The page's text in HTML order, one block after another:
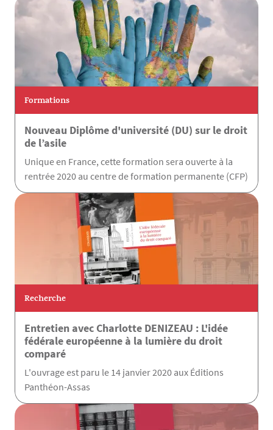
Formations
Nouveau Diplôme d'université (DU) sur le droit
de l’asile
Unique en France, cette formation sera ouverte à la
rentrée 2020 au centre de formation permanente (CFP)
Recherche
Entretien avec Charlotte DENIZEAU : L'idée
fédérale européenne à la lumière du droit
comparé
L'ouvrage est paru le 14 janvier 2020 aux Éditions
Panthéon-Assas